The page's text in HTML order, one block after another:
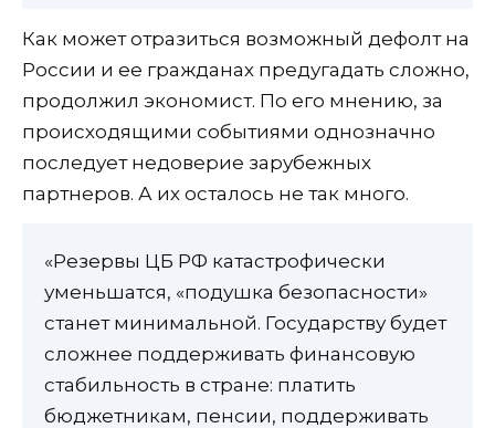
Как может отразиться возможный дефолт на
России и ее гражданах предугадать сложно,
продолжил экономист. По его мнению, за
происходящими событиями однозначно
последует недоверие зарубежных
партнеров. А их осталось не так много.
«Резервы ЦБ РФ катастрофически
уменьшатся, «подушка безопасности»
станет минимальной. Государству будет
сложнее поддерживать финансовую
стабильность в стране: платить
бюджетникам, пенсии, поддерживать